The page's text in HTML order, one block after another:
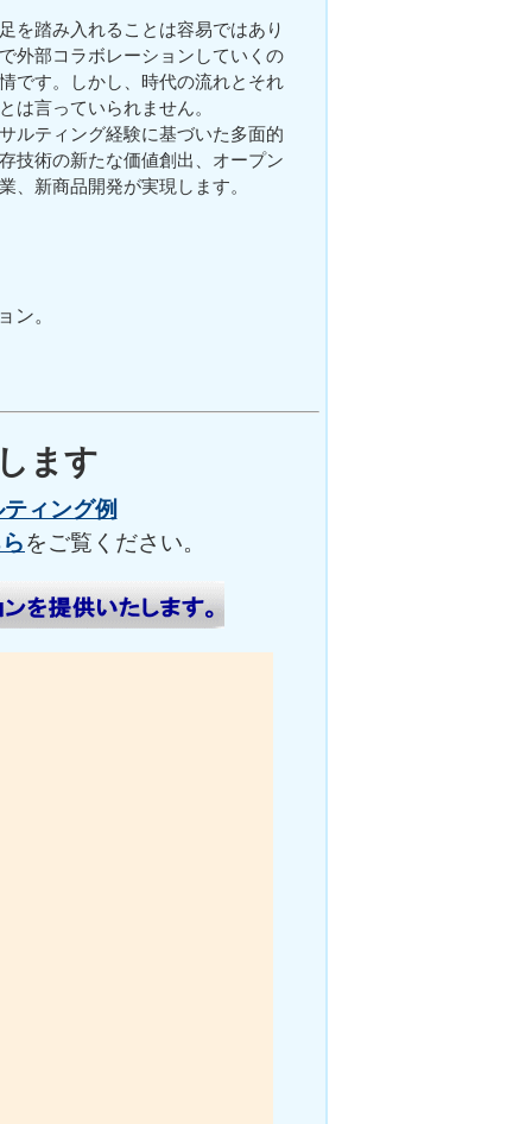
を踏み入れることは容易ではあり
外部コラボレーションしていくの
です。しかし、時代の流れとそれ
は言っていられません。
ルティング経験に基づいた多面的
技術の新たな価値創出、オープン
、新商品開発が実現します。
ン。
ます
ィング例
をご覧ください。